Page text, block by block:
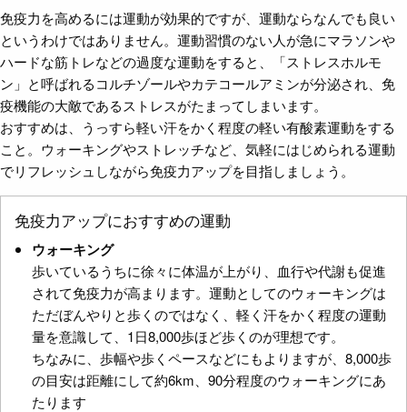
免疫力を高めるには運動が効果的ですが、運動ならなんでも良い
というわけではありません。運動習慣のない人が急にマラソンや
ハードな筋トレなどの過度な運動をすると、「ストレスホルモ
ン」と呼ばれるコルチゾールやカテコールアミンが分泌され、免
疫機能の大敵であるストレスがたまってしまいます。
おすすめは、うっすら軽い汗をかく程度の軽い有酸素運動をする
こと。ウォーキングやストレッチなど、気軽にはじめられる運動
でリフレッシュしながら免疫力アップを目指しましょう。
免疫力アップにおすすめの運動
ウォーキング
歩いているうちに徐々に体温が上がり、血行や代謝も促進
されて免疫力が高まります。運動としてのウォーキングは
ただぼんやりと歩くのではなく、軽く汗をかく程度の運動
量を意識して、1日8,000歩ほど歩くのが理想です。
ちなみに、歩幅や歩くペースなどにもよりますが、8,000歩
の目安は距離にして約6km、90分程度のウォーキングにあ
たります